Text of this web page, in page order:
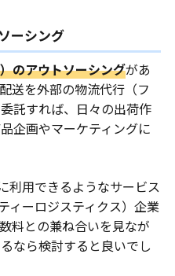
ーシング
のアウトソーシングがあ
送を外部の物流代行（フ
託すれば、日々の出荷作
企画やマーケティングに
利用できるようなサービス
ィーロジスティクス）企業
料との兼ね合いを見なが
なら検討すると良いでし